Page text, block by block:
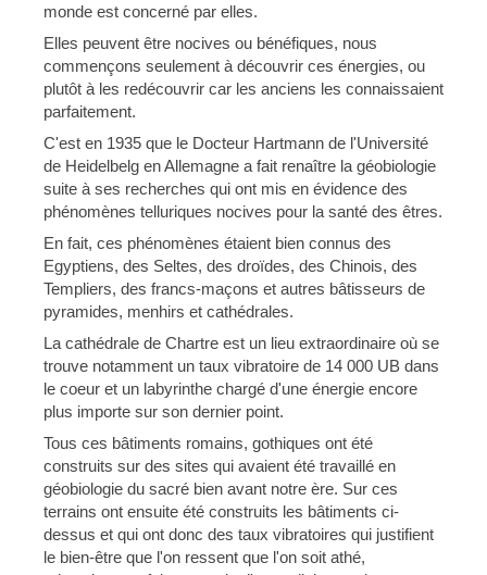
monde est concerné par elles.
Elles peuvent être nocives ou bénéfiques, nous
commençons seulement à découvrir ces énergies, ou
plutôt à les redécouvrir car les anciens les connaissaient
parfaitement.
C'est en 1935 que le Docteur Hartmann de l'Université
de Heidelbelg en Allemagne a fait renaître la géobiologie
suite à ses recherches qui ont mis en évidence des
phénomènes telluriques nocives pour la santé des êtres.
En fait, ces phénomènes étaient bien connus des
Egyptiens, des Seltes, des droïdes, des Chinois, des
Templiers, des francs-maçons et autres bâtisseurs de
pyramides, menhirs et cathédrales.
La cathédrale de Chartre est un lieu extraordinaire où se
trouve notamment un taux vibratoire de 14 000 UB dans
le coeur et un labyrinthe chargé d'une énergie encore
plus importe sur son dernier point.
Tous ces bâtiments romains, gothiques ont été
construits sur des sites qui avaient été travaillé en
géobiologie du sacré bien avant notre ère. Sur ces
terrains ont ensuite été construits les bâtiments ci-
dessus et qui ont donc des taux vibratoires qui justifient
le bien-être que l'on ressent que l'on soit athé,